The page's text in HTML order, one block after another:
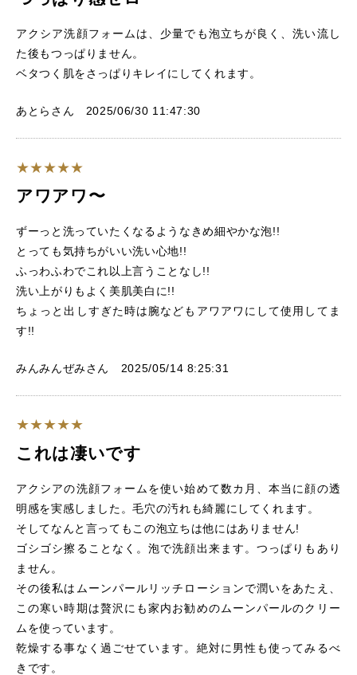
アクシア洗顔フォームは、少量でも泡立ちが良く、洗い流し
た後もつっぱりません。
ベタつく肌をさっぱりキレイにしてくれます。
あとらさん 2025/06/30 11:47:30
アワアワ〜
ずーっと洗っていたくなるようなきめ細やかな泡!!
とっても気持ちがいい洗い心地!!
ふっわふわでこれ以上言うことなし!!
洗い上がりもよく美肌美白に!!
ちょっと出しすぎた時は腕などもアワアワにして使用してま
す!!
みんみんぜみさん 2025/05/14 8:25:31
これは凄いです
アクシアの洗顔フォームを使い始めて数カ月、本当に顔の透
明感を実感しました。毛穴の汚れも綺麗にしてくれます。
そしてなんと言ってもこの泡立ちは他にはありません!
ゴシゴシ擦ることなく。泡で洗顔出来ます。つっぱりもあり
ません。
その後私はムーンパールリッチローションで潤いをあたえ、
この寒い時期は贅沢にも家内お勧めのムーンパールのクリー
ムを使っています。
乾燥する事なく過ごせています。絶対に男性も使ってみるべ
きです。